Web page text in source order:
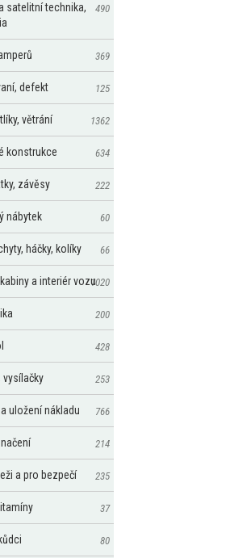
satelitní technika,
490
369
defekt 125
větrání 1362
konstrukce 634
závěsy 222
nábytek 60
háčky, kolíky 66
a interiér vozu1020
200
428
vysílačky 253
uložení nákladu 766
214
a pro bezpečí 235
37
80